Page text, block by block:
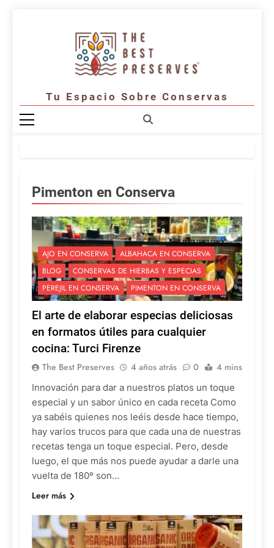
Tu Espacio Sobre Conservas
Pimenton en Conserva
AJO EN CONSERVA
ALBAHACA EN CONSERVA
BLOG
CONSERVAS DE HIERBAS Y ESPECIAS
PEREJIL EN CONSERVA
PIMENTON EN CONSERVA
El arte de elaborar especias deliciosas
en formatos útiles para cualquier
cocina: Turci Firenze
The Best Preserves 4 años atrás 0 4 mins
Innovación para dar a nuestros platos un toque
especial y un sabor único en cada receta Como
ya sabéis quienes nos leéis desde hace tiempo,
hay varios trucos para que cada una de nuestras
recetas tenga un toque especial. Pero, desde
luego, el que más nos puede ayudar a darle una
vuelta de 180º son…
Leer más